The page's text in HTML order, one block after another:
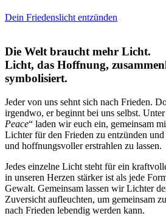
Dein Friedenslicht entzünden
Die Welt braucht mehr Licht.
Licht, das Hoffnung,
symbolisiert.
Jeder von uns sehnt sich nach Frieden.
irgendwo, er beginnt bei uns selbst.
Peace“ laden wir euch ein, gemeinsam
Lichter für den Frieden zu entzünden
und hoffnungsvoller erstrahlen zu lassen.
Jedes einzelne Licht steht für ein
in unseren Herzen stärker ist als jede
Gewalt. Gemeinsam lassen wir Lichter
Zuversicht aufleuchten, um gemeinsam
nach Frieden lebendig werden kann.